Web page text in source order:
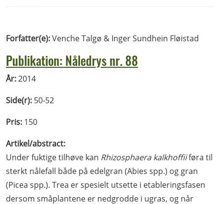
Forfatter(e):Venche Talgø & Inger Sundhein Fløistad
Publikation: Nåledrys nr. 88
År:2014
Side(r): 50-52
Pris: 150
Artikel/abstract:
Under fuktige tilhøve kan Rhizosphaera kalkhoffiiføra til
sterkt nålefall både på edelgran (Abies spp.) og gran
(Picea spp.). Trea er spesielt utsette i etableringsfasen
dersom småplantene er nedgrodde i ugras, og når